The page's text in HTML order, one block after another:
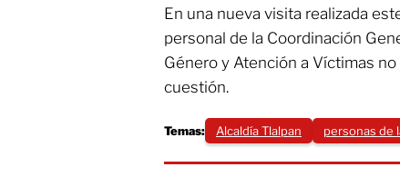
En una nueva visita realizada
personal de la Coordinación
Género y Atención a Víctimas
cuestión.
Temas: Alcaldía Tlalpan personas de